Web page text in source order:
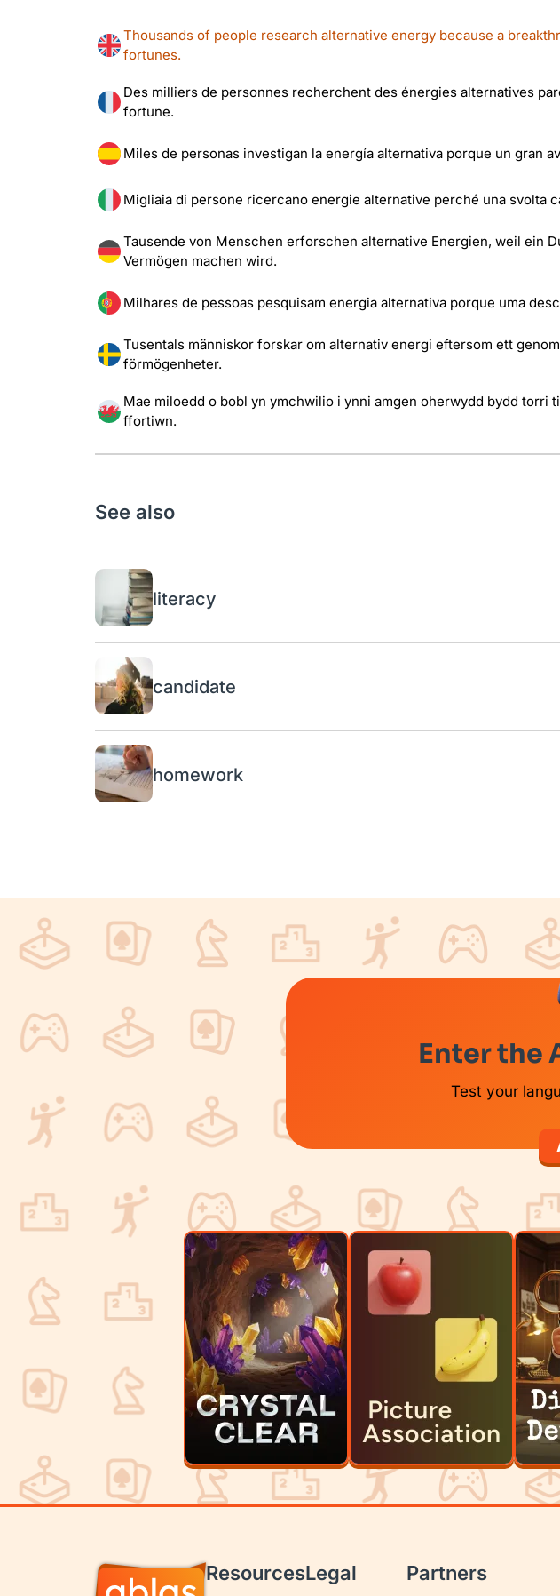
Thousands of people research alternative energy because a
fortunes.
Des milliers de personnes recherchent des énergies alternatives
fortune.
Miles de personas investigan la energía alternativa porque un gran
Migliaia di persone ricercano energie alternative perché una svolta
Tausende von Menschen erforschen alternative Energien, weil ein
Vermögen machen wird.
Milhares de pessoas pesquisam energia alternativa porque uma
Tusentals människor forskar om alternativ energi eftersom ett
förmögenheter.
Mae miloedd o bobl yn ymchwilio i ynni amgen oherwydd bydd torri
ffortiwn.
See also
literacy
candidate
homework
Enter the
Test your
ResourcesLegal Partners